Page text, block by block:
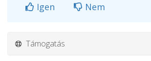
Igen Nem
Támogatás